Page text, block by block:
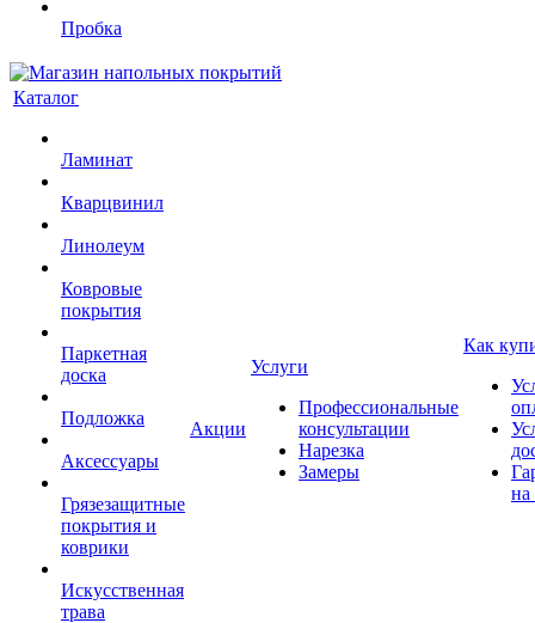
Пробка
Каталог
Ламинат
Кварцвинил
Линолеум
Ковровые
покрытия
Паркетная
доска
Подложка
Аксессуары
Грязезащитные
покрытия и
коврики
Искусственная
трава
Акции
Услуги
Профессиональные
консультации
Нарезка
Замеры
Как
на